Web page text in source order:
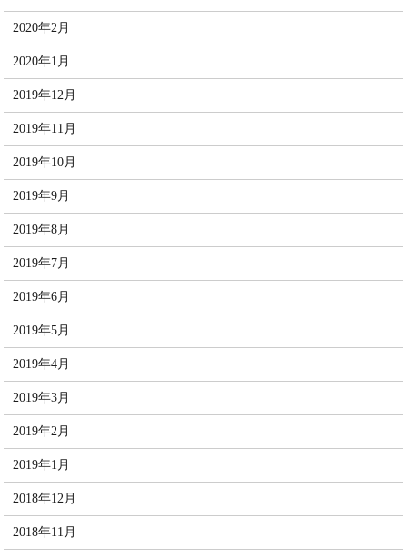
2020年2月
2020年1月
2019年12月
2019年11月
2019年10月
2019年9月
2019年8月
2019年7月
2019年6月
2019年5月
2019年4月
2019年3月
2019年2月
2019年1月
2018年12月
2018年11月